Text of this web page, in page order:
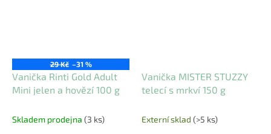
29 Kč –31 %
Vanička Rinti Gold Adult
Mini jelen a hovězí 100 g
Skladem prodejna (3 ks)
Vanička MISTER STUZZY
telecí s mrkví 150 g
Externí sklad (>5 ks)